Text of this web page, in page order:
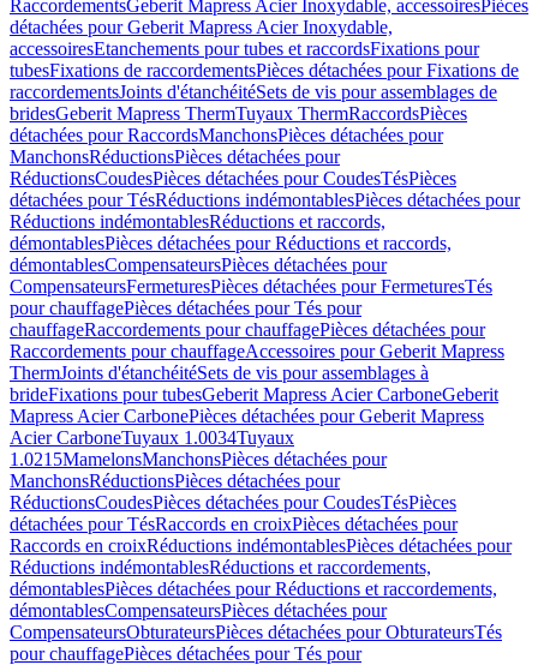
RaccordementsGeberit Mapress Acier Inoxydable, accessoiresPièces
détachées pour Geberit Mapress Acier Inoxydable,
accessoiresEtanchements pour tubes et raccordsFixations pour
tubesFixations de raccordementsPièces détachées pour Fixations de
raccordementsJoints d'étanchéitéSets de vis pour assemblages de
bridesGeberit Mapress ThermTuyaux ThermRaccordsPièces
détachées pour RaccordsManchonsPièces détachées pour
ManchonsRéductionsPièces détachées pour
RéductionsCoudesPièces détachées pour CoudesTésPièces
détachées pour TésRéductions indémontablesPièces détachées pour
Réductions indémontablesRéductions et raccords,
démontablesPièces détachées pour Réductions et raccords,
démontablesCompensateursPièces détachées pour
CompensateursFermeturesPièces détachées pour FermeturesTés
pour chauffagePièces détachées pour Tés pour
chauffageRaccordements pour chauffagePièces détachées pour
Raccordements pour chauffageAccessoires pour Geberit Mapress
ThermJoints d'étanchéitéSets de vis pour assemblages à
brideFixations pour tubesGeberit Mapress Acier CarboneGeberit
Mapress Acier CarbonePièces détachées pour Geberit Mapress
Acier CarboneTuyaux 1.0034Tuyaux
1.0215MamelonsManchonsPièces détachées pour
ManchonsRéductionsPièces détachées pour
RéductionsCoudesPièces détachées pour CoudesTésPièces
détachées pour TésRaccords en croixPièces détachées pour
Raccords en croixRéductions indémontablesPièces détachées pour
Réductions indémontablesRéductions et raccordements,
démontablesPièces détachées pour Réductions et raccordements,
démontablesCompensateursPièces détachées pour
CompensateursObturateursPièces détachées pour ObturateursTés
pour chauffagePièces détachées pour Tés pour